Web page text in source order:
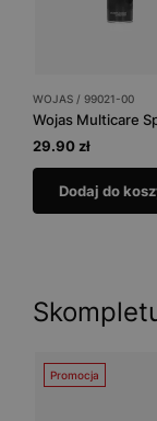
WOJAS / 99021-00
Wojas Multicare
29.90 zł
Dodaj do
Promocja